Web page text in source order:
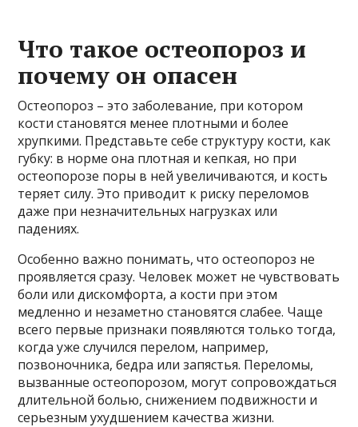
Что такое остеопороз и
почему он опасен
Остеопороз – это заболевание, при котором
кости становятся менее плотными и более
хрупкими. Представьте себе структуру кости, как
губку: в норме она плотная и кепкая, но при
остеопорозе поры в ней увеличиваются, и кость
теряет силу. Это приводит к риску переломов
даже при незначительных нагрузках или
падениях.
Особенно важно понимать, что остеопороз не
проявляется сразу. Человек может не чувствовать
боли или дискомфорта, а кости при этом
медленно и незаметно становятся слабее. Чаще
всего первые признаки появляются только тогда,
когда уже случился перелом, например,
позвоночника, бедра или запястья. Переломы,
вызванные остеопорозом, могут сопровождаться
длительной болью, снижением подвижности и
серьезным ухудшением качества жизни.